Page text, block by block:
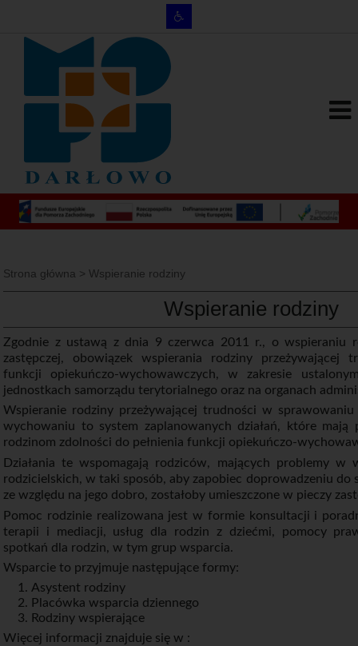
Strona główna > Wspieranie rodziny
Wspieranie rodziny
Zgodnie z ustawą z dnia 9 czerwca 2011 r., o wspieraniu
zastępczej, obowiązek wspierania rodziny przeżywającej
funkcji opiekuńczo-wychowawczych, w zakresie
jednostkach samorządu terytorialnego oraz na organach
Wspieranie rodziny przeżywającej trudności w
wychowaniu to system zaplanowanych działań, które mają
rodzinom zdolności do pełnienia funkcji opiekuńczo-
Działania te wspomagają rodziców, mających problemy w
rodzicielskich, w taki sposób, aby zapobiec doprowadzeniu do
ze względu na jego dobro, zostałoby umieszczone w pieczy
Pomoc rodzinie realizowana jest w formie konsultacji i
terapii i mediacji, usług dla rodzin z dziećmi, pomocy
spotkań dla rodzin, w tym grup wsparcia.
Wsparcie to przyjmuje następujące formy:
Asystent rodziny
Placówka wsparcia dziennego
Rodziny wspierające
Więcej informacji znajduje się w :